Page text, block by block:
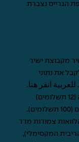
הגרייס נצברת
מקבוצת ישיר
את נתוני
للعربية انقر هنا.
התקופה המינימלית להחזר הלוואה הינה כשנה (12 תשלומים)
והמקסימלית להחזר הלוואה הינה כשמונה שנים (100 תשלומים).
צמודות מדד
הריבית המקסימלי),